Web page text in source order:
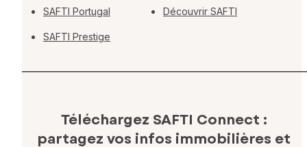
SAFTI Portugal
SAFTI Prestige
Découvrir SAFTI
Téléchargez SAFTI Connect :
partagez vos infos immobilières et